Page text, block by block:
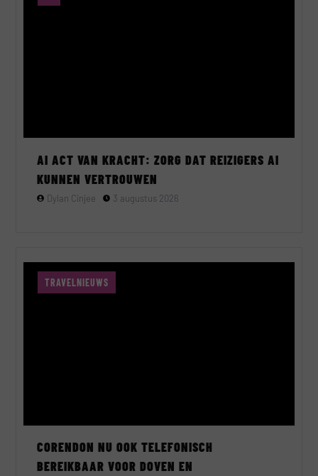
AI ACT VAN KRACHT: ZORG DAT REIZIGERS AI
KUNNEN VERTROUWEN
Dylan Cinjee 3 augustus 2026
TRAVELNIEUWS
CORENDON NU OOK TELEFONISCH
BEREIKBAAR VOOR DOVEN EN